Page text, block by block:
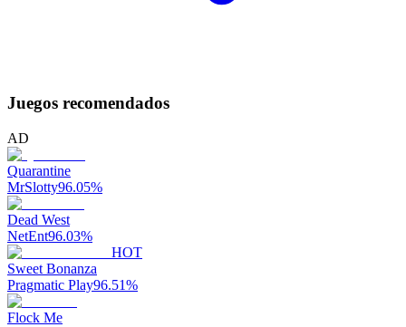
Juegos recomendados
AD
Quarantine
MrSlotty96.05%
Dead West
NetEnt96.03%
HOT
Sweet Bonanza
Pragmatic Play96.51%
Flock Me